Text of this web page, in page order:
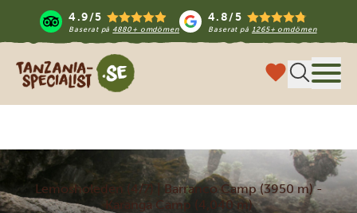
4.9/5
Baserat på 4880+ omdömen
4.8/5
Baserat på 1265+ omdömen
Tanzania Specialist
Lemosholeden (4/7) | Barranco Camp (3950 m) -
Karanga Camp (4,040 m)